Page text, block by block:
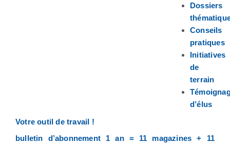
Dossiers
Conseils
pratiques
Initiatives
de
terrain
d’élus
Votre outil de travail !
bulletin d’abonnement 1 an = 11 magazines + 11